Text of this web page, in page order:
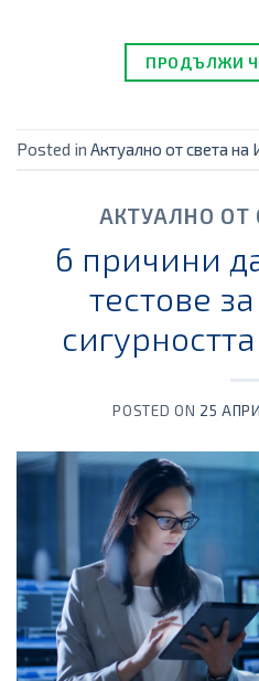
ПРОДЪЛЖИ
Posted in Актуално от света на
АКТУАЛНО ОТ
6 причини
тестове
POSTED ON 25